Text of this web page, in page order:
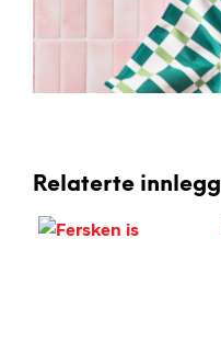
Relaterte innlegg